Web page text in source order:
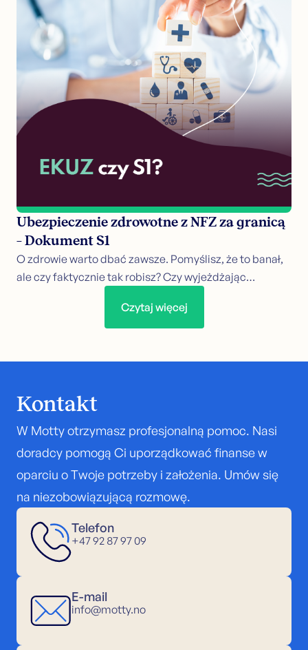
Ubezpieczenie zdrowotne z NFZ za granicą
– Dokument S1
O zdrowie warto dbać zawsze. Pomyślisz, że to banał,
ale czy faktycznie tak robisz? Czy wyjeżdżając…
Czytaj więcej
Kontakt
W Motty otrzymasz profesjonalną pomoc. Nasi
doradcy pomogą Ci uporządkować finanse w
oparciu o Twoje potrzeby i założenia. Umów się
na niezobowiązującą rozmowę.
Telefon
+47 92 87 97 09
E-mail
info@motty.no